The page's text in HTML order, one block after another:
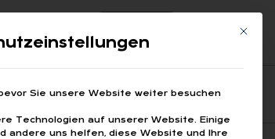
ARGEn Printausgaben
Mit
Sie unsere Website weiter besuchen
Technologien auf unserer Website. Einige
andere uns helfen, diese Website und Ihre